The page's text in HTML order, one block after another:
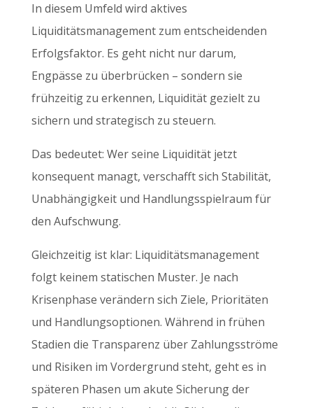
In diesem Umfeld wird aktives
Liquiditätsmanagement zum entscheidenden
Erfolgsfaktor. Es geht nicht nur darum,
Engpässe zu überbrücken – sondern sie
frühzeitig zu erkennen, Liquidität gezielt zu
sichern und strategisch zu steuern.
Das bedeutet: Wer seine Liquidität jetzt
konsequent managt, verschafft sich Stabilität,
Unabhängigkeit und Handlungsspielraum für
den Aufschwung.
Gleichzeitig ist klar: Liquiditätsmanagement
folgt keinem statischen Muster. Je nach
Krisenphase verändern sich Ziele, Prioritäten
und Handlungsoptionen. Während in frühen
Stadien die Transparenz über Zahlungsströme
und Risiken im Vordergrund steht, geht es in
späteren Phasen um akute Sicherung der